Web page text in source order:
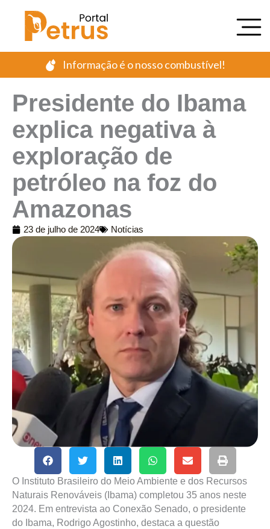
Informação é o nosso combustível!
Presidente do Ibama
explica negativa à
exploração de
petróleo na foz do
Amazonas
23 de julho de 2024 Notícias
O Instituto Brasileiro do Meio Ambiente e dos Recursos
Naturais Renováveis (Ibama) completou 35 anos neste
2024. Em entrevista ao Conexão Senado, o presidente
do Ibama, Rodrigo Agostinho, destaca a questão